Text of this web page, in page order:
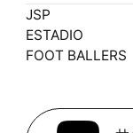
JSP
ESTADIO
FOOT BALLERS